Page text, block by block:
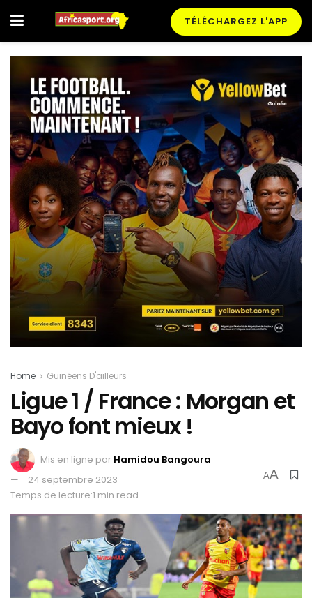
TÉLÉCHARGEZ L'APP
Home Guinéens D'ailleurs
Ligue 1 / France : Morgan et
Bayo font mieux !
Mis en ligne par Hamidou Bangoura
24 septembre 2023
Temps de lecture:1 min read
AA